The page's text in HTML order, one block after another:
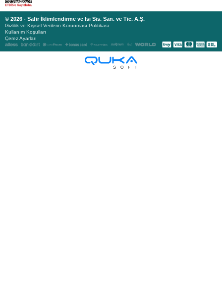
© 2026 - Safir İklimlendirme ve Isı Sis. San. ve Tic. A.Ş.
Gizlilik ve Kişisel Verilerin Korunması Politikası
Kullanım Koşulları
Çerez Ayarları